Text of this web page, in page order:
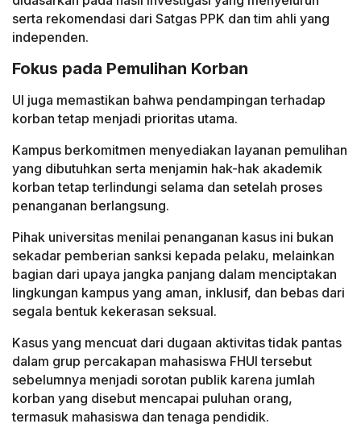
serta rekomendasi dari Satgas PPK dan tim ahli yang
independen.
Fokus pada Pemulihan Korban
UI juga memastikan bahwa pendampingan terhadap
korban tetap menjadi prioritas utama.
Kampus berkomitmen menyediakan layanan pemulihan
yang dibutuhkan serta menjamin hak-hak akademik
korban tetap terlindungi selama dan setelah proses
penanganan berlangsung.
Pihak universitas menilai penanganan kasus ini bukan
sekadar pemberian sanksi kepada pelaku, melainkan
bagian dari upaya jangka panjang dalam menciptakan
lingkungan kampus yang aman, inklusif, dan bebas dari
segala bentuk kekerasan seksual.
Kasus yang mencuat dari dugaan aktivitas tidak pantas
dalam grup percakapan mahasiswa FHUI tersebut
sebelumnya menjadi sorotan publik karena jumlah
korban yang disebut mencapai puluhan orang,
termasuk mahasiswa dan tenaga pendidik.